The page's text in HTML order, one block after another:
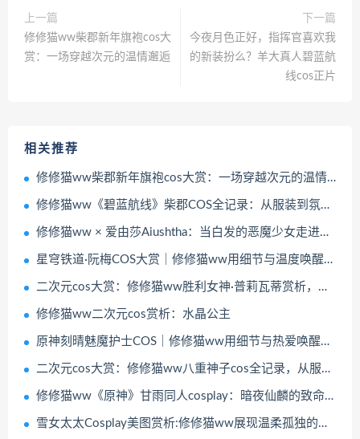
上一篇
修修猫ww柴郡新年旗袍cos大
赏：一场穿越次元的温情邂逅
下一篇
今夜月色正好，指挥官喜欢我
的新装扮么？羊大真人碧蓝航
线cos正片
相关推荐
修修猫ww柴郡新年旗袍cos大赏：一场穿越次元的温情邂逅
修修猫ww《碧蓝航线》柴郡COS全记录：从服装到氛围的二次元沉浸式体验
修修猫ww × 爱由莎Aiushtha：当白发的恶魔少女走进现实
星穹铁道·阮梅COS大赏｜修修猫ww用细节与温度唤醒角色灵魂
二次元cos大赏：修修猫ww胜利女神·普莉瓦蒂赏析，黑白女仆装下的温柔羁绊
修修猫ww二次元cos赏析：水晶公主
原神刻晴魅魔护士COS｜修修猫ww用细节与热爱唤醒角色灵魂
二次元cos大赏：修修猫ww八重神子cos全记录，从服装到神韵的完美复刻
修修猫ww《原神》甘雨同人cosplay：暗夜仙麟的致命诱惑
雪女太太Cosplay美图赏析:修修猫ww展现温柔孤独的美丽